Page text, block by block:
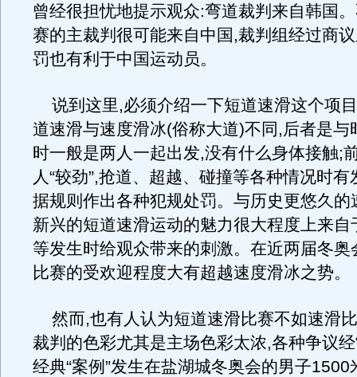
曾经很担忧地提示观众:弯道裁判来自韩国
赛的主裁判很可能来自中国,裁判组经过商
罚也有利于中国运动员。
说到这里,必须介绍一下短道速滑这个项
道速滑与速度滑冰(俗称大道)不同,后者是与
时一般是两人一起出发,没有什么身体接触;
人“较劲”,抢道、超越、碰撞等各种情况时
据规则作出各种犯规处罚。与历史更悠久的
新兴的短道速滑运动的魅力很大程度上来自
等发生时给观众带来的刺激。在近两届冬奥
比赛的受欢迎程度大有超越速度滑冰之势。
然而,也有人认为短道速滑比赛不如速滑
裁判的色彩尤其是主场色彩太浓,各种争议
经典“案例”发生在盐湖城冬奥会的男子